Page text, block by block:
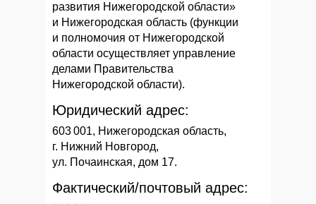
развития Нижегородской области»
и Нижегородская область (функции
и полномочия от Нижегородской
области осуществляет управление
делами Правительства
Нижегородской области).
Юридический адрес:
603 001, Нижегородская область,
г. Нижний Новгород,
ул. Почаинская, дом 17.
Фактический/почтовый адрес: